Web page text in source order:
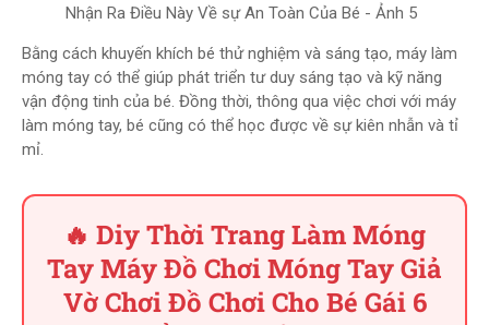
Nhận Ra Điều Này Về sự An Toàn Của Bé - Ảnh 5
Bằng cách khuyến khích bé thử nghiệm và sáng tạo, máy làm
móng tay có thể giúp phát triển tư duy sáng tạo và kỹ năng
vận động tinh của bé. Đồng thời, thông qua việc chơi với máy
làm móng tay, bé cũng có thể học được về sự kiên nhẫn và tỉ
mỉ.
🔥 Diy Thời Trang Làm Móng
Tay Máy Đồ Chơi Móng Tay Giả
Vờ Chơi Đồ Chơi Cho Bé Gái 6